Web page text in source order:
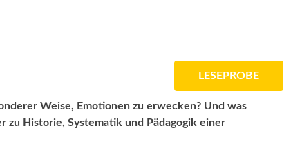
LESEPROBE
Weise, Emotionen zu erwecken? Und was
Historie, Systematik und Pädagogik einer